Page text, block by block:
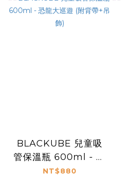
BLACKUBE 兒童吸
管保溫瓶 600ml - 恐
龍大巡遊 (附背帶+吊
NT$880